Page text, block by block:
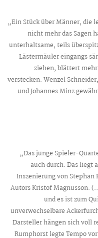
„Ein Stück über Männer, die
nicht mehr das Sagen
unterhaltsame, teils
Lästermäuler eingangs
ziehen, blättert
verstecken. Wenzel
und Johannes Minz
„Das junge Spieler-
auch durch. Das liegt
Inszenierung von
Autors Kristof Magnusson.
und es ist zum
unverwechselbare
Darsteller hängen sich voll
Rumphorst legte Tempo